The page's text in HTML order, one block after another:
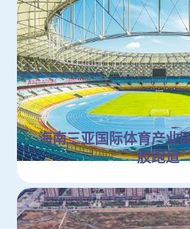
海南三亚国际体育产业
胶跑道